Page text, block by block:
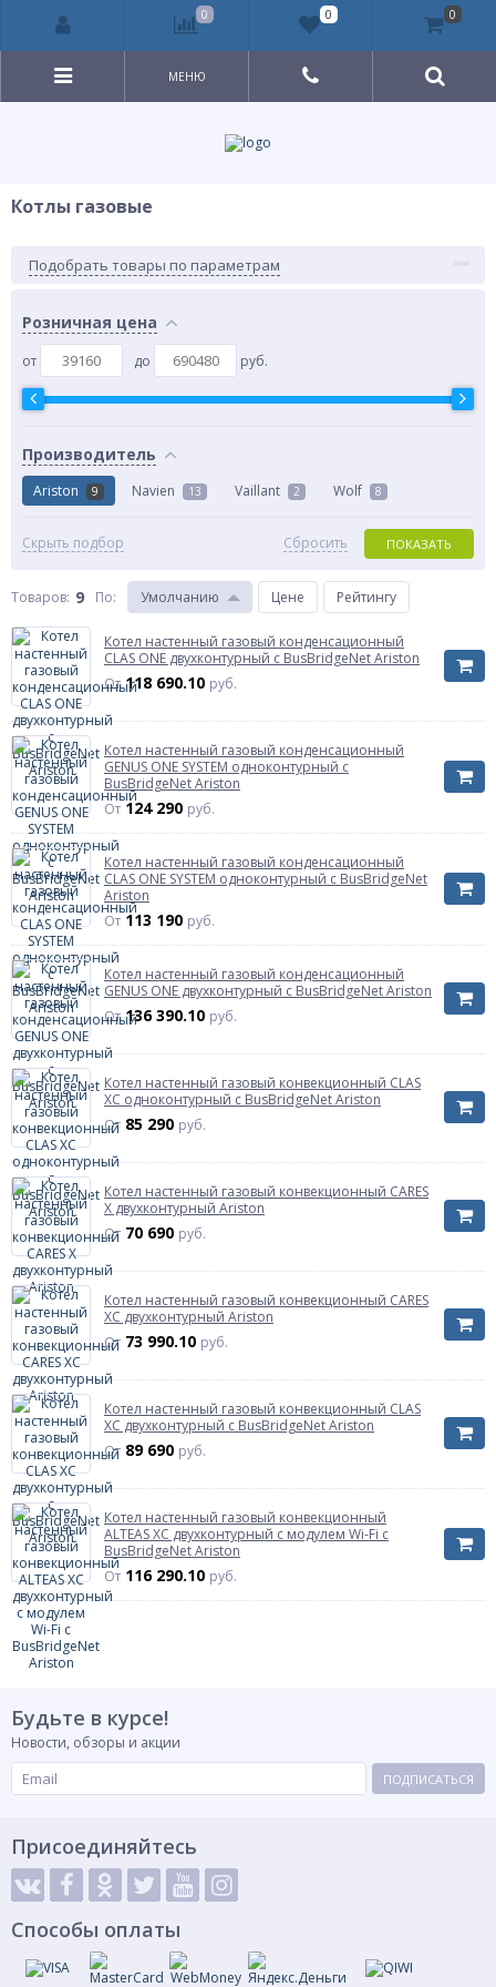
МЕНЮ
Котлы газовые
Подобрать товары по параметрам
Розничная цена
от до руб.
Производитель
Ariston 9 Navien 13 Vaillant 2 Wolf 8
Скрыть подбор ПОКАЗАТЬ
Сбросить
Товаров: 9 По: Умолчанию Цене Рейтингу
Котел настенный газовый конденсационный
CLAS ONE двухконтурный с BusBridgeNet Ariston
От118 690.10 руб.
Котел настенный газовый конденсационный
GENUS ONE SYSTEM одноконтурный с
BusBridgeNet Ariston
От124 290 руб.
Котел настенный газовый конденсационный
CLAS ONE SYSTEM одноконтурный с BusBridgeNet
Ariston
От113 190 руб.
Котел настенный газовый конденсационный
GENUS ONE двухконтурный с BusBridgeNet Ariston
От136 390.10 руб.
Котел настенный газовый конвекционный CLAS
XC одноконтурный с BusBridgeNet Ariston
От 85 290 руб.
Котел настенный газовый конвекционный CARES
X двухконтурный Ariston
От 70 690 руб.
Котел настенный газовый конвекционный CARES
XC двухконтурный Ariston
От 73 990.10 руб.
Котел настенный газовый конвекционный CLAS
XC двухконтурный с BusBridgeNet Ariston
От 89 690 руб.
Котел настенный газовый конвекционный
ALTEAS XC двухконтурный с модулем Wi-Fi с
BusBridgeNet Ariston
От 116 290.10 руб.
Будьте в курсе!
Новости, обзоры и акции
ПОДПИСАТЬСЯ
Присоединяйтесь
Способы оплаты
0 0 0